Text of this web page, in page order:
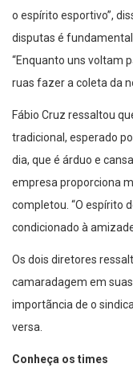
o espírito esportivo”,
disputas é
“Enquanto uns voltam
ruas fazer a coleta da
Fábio Cruz ressaltou
tradicional, esperado
dia, que é árduo e
empresa proporciona
completou. “O espírito
condicionado à
Os dois diretores
camaradagem em
importãncia de o
versa.
Conheça os times